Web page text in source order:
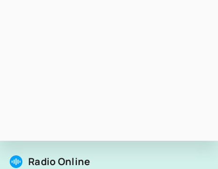
Radio Online